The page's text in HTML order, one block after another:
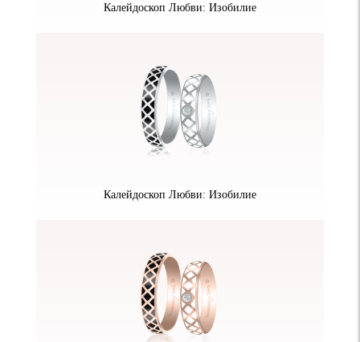
Калейдоскоп Любви: Изобилие
Калейдоскоп Любви: Изобилие